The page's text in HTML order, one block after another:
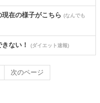
在の様子がこちら (なんでも
ない！ (ダイエット速報)
次のページ